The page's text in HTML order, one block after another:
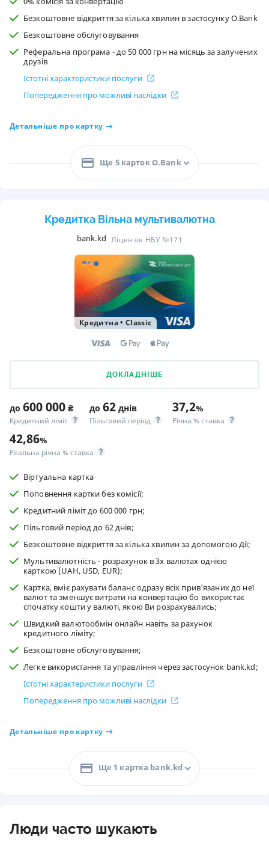
Безкоштовне відкриття за кілька хвилин в застосунку O.Bank
Безкоштовне обслуговування
Реферальна програма - до 50 000 грн на місяць за залучених
друзів
Істотні характеристики послуги
Попередження про можливі наслідки
Детальніше про картку
Ще 5 карток O.Bank
Кредитка Вільна мультивалютна
bank.kd Ліцензія НБУ №171
Кредитна• Classic
ДОКЛАДНІШЕ
до 600 000 ₴
Кредитний ліміт
до 62 днів
Пільговий період
37,2%
Річна % ставка
42,86%
Реальна річна % ставка
Віртуальна картка
Поповнення картки без комісії;
Кредитний ліміт до 600 000 грн;
Пільговий період до 62 днів;
Безкоштовне відкриття за кілька хвилин за допомогою Дії;
Мультивалютність - розрахунок в 3х валютах однією
карткою (UAH, USD, EUR);
Картка, вміє рахувати баланс одразу всіх прив'язаних до неї
валют та зменшує витрати на конвертацію бо використає
спочатку кошти у валюті, якою Ви розрахувались;
Швидкий валютообмін онлайн навіть за рахунок
кредитного ліміту;
Безкоштовне обслуговування;
Легке використання та управління через застосунок bank.kd;
Істотні характеристики послуги
Попередження про можливі наслідки
Детальніше про картку
Ще 1 картка bank.kd
Люди часто шукають